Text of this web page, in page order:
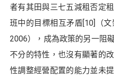
者有其田與三七五減租否定
班中的目標相互矛盾[10]
（
2006），成為政策的另一阻
不分的特性，也沒有顯著的
性調整經營配置的能力並未